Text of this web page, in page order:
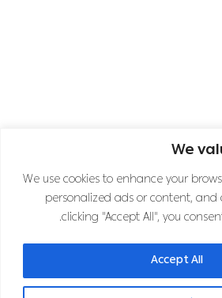
We
We use cookies to enhance your
personalized ads or content, and
clicking "Accept All", you
Accept All
نشرتنا الإخبارية
التواصل الاجتماعي